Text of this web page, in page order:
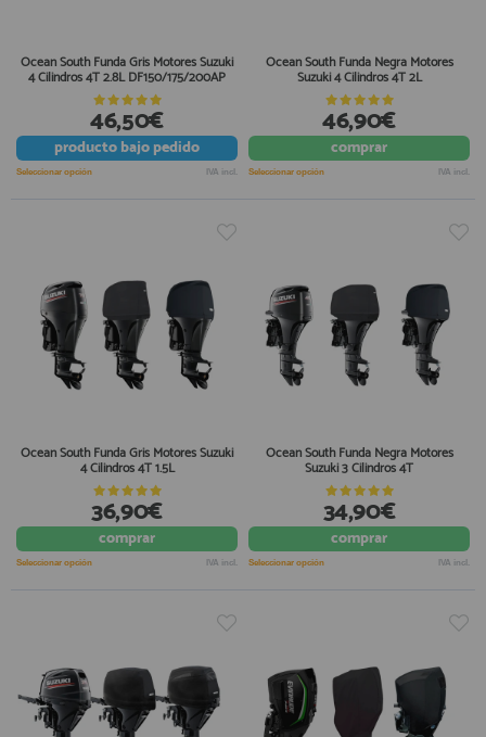
Ocean South Funda Gris Motores Suzuki
4 Cilindros 4T 2.8L DF150/175/200AP
46,50€
productobajo pedido
Seleccionar opción IVA incl.
Ocean South Funda Negra Motores
Suzuki 4 Cilindros 4T 2L
46,90€
comprar
Seleccionar opción IVA incl.
Ocean South Funda Gris Motores Suzuki
4 Cilindros 4T 1.5L
36,90€
comprar
Seleccionar opción IVA incl.
Ocean South Funda Negra Motores
Suzuki 3 Cilindros 4T
34,90€
comprar
Seleccionar opción IVA incl.